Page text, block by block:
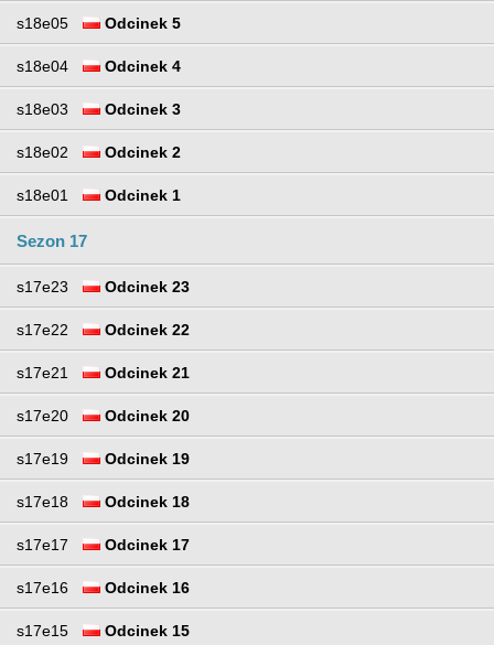
s18e05 Odcinek 5
s18e04 Odcinek 4
s18e03 Odcinek 3
s18e02 Odcinek 2
s18e01 Odcinek 1
Sezon 17
s17e23 Odcinek 23
s17e22 Odcinek 22
s17e21 Odcinek 21
s17e20 Odcinek 20
s17e19 Odcinek 19
s17e18 Odcinek 18
s17e17 Odcinek 17
s17e16 Odcinek 16
s17e15 Odcinek 15